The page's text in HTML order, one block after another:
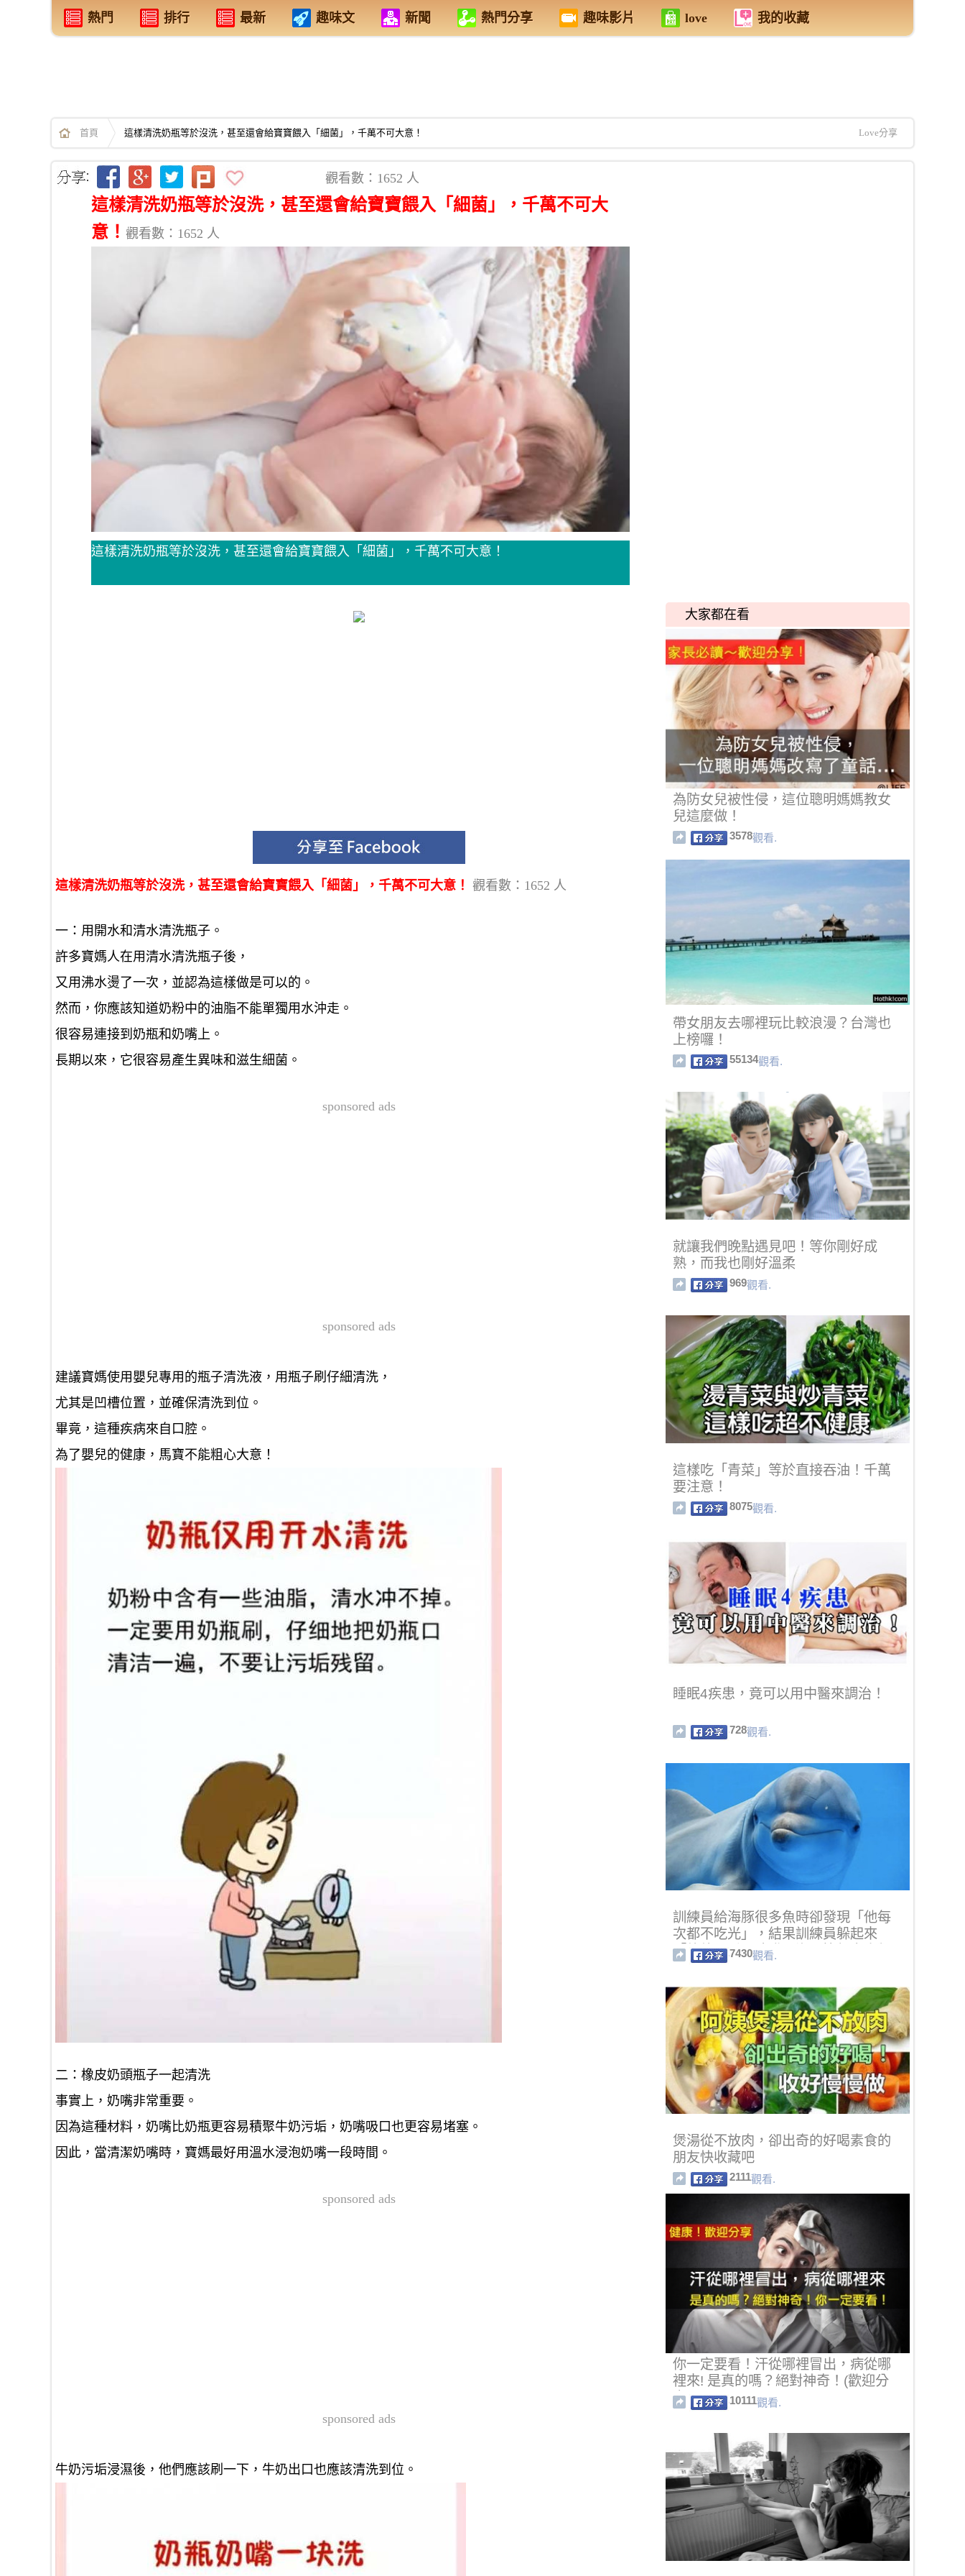
熱門 排行 最新 趣味文 新聞 熱門分享 趣味影片 love 我的收藏
首頁 這樣清洗奶瓶等於沒洗，甚至還會給寶寶餵入「細菌」，千萬不可大意！ Love分享
觀看數：1652 人
這樣清洗奶瓶等於沒洗，甚至還會給寶寶餵入「細菌」，千萬不可大
意！ 觀看數：1652 人
這樣清洗奶瓶等於沒洗，甚至還會給寶寶餵入「細菌」，千萬不可大意！
這樣清洗奶瓶等於沒洗，甚至還會給寶寶餵入「細菌」，千萬不可大意！ 觀看數：1652 人
一：用開水和清水清洗瓶子。
許多寶媽人在用清水清洗瓶子後，
又用沸水燙了一次，並認為這樣做是可以的。
然而，你應該知道奶粉中的油脂不能單獨用水沖走。
很容易連接到奶瓶和奶嘴上。
長期以來，它很容易產生異味和滋生細菌。
sponsored ads
sponsored ads
建議寶媽使用嬰兒專用的瓶子清洗液，用瓶子刷仔細清洗，
尤其是凹槽位置，並確保清洗到位。
畢竟，這種疾病來自口腔。
為了嬰兒的健康，馬寶不能粗心大意！
二：橡皮奶頭瓶子一起清洗
事實上，奶嘴非常重要。
因為這種材料，奶嘴比奶瓶更容易積聚牛奶污垢，奶嘴吸口也更容易堵塞。
因此，當清潔奶嘴時，寶媽最好用溫水浸泡奶嘴一段時間。
sponsored ads
sponsored ads
牛奶污垢浸濕後，他們應該刷一下，牛奶出口也應該清洗到位。
大家都在看
為防女兒被性侵，這位聰明媽媽教女
兒這麼做！
3578觀看.
帶女朋友去哪裡玩比較浪漫？台灣也
上榜囉！
55134觀看.
就讓我們晚點遇見吧！等你剛好成
熟，而我也剛好溫柔
969觀看.
這樣吃「青菜」等於直接吞油！千萬
要注意！
8075觀看.
睡眠4疾患，竟可以用中醫來調治！
728觀看.
訓練員給海豚很多魚時卻發現「他每
次都不吃光」，結果訓練員躲起來
「偷偷一看」才發現海豚比很多人類
都還聰明！
7430觀看.
煲湯從不放肉，卻出奇的好喝素食的
朋友快收藏吧
2111觀看.
你一定要看！汗從哪裡冒出，病從哪
裡來! 是真的嗎？絕對神奇！(歡迎分
享)
10111觀看.